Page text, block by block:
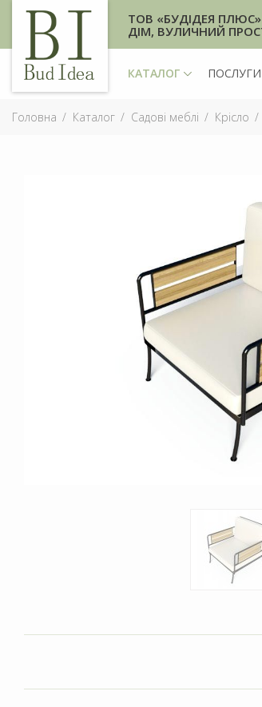
ТОВ «БУДІДЕЯ
ДІМ, ВУЛИЧНИЙ
КАТАЛОГ ПОСЛУГИ
Головна Каталог Садові меблі Крісло